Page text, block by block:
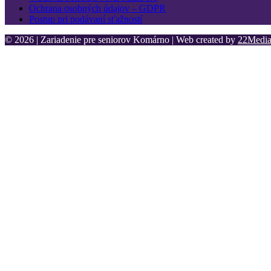
Ochrana osobných údajov – GDPR
Postup pri podávaní sťažností
© 2026 | Zariadenie pre seniorov Komárno | Web created by